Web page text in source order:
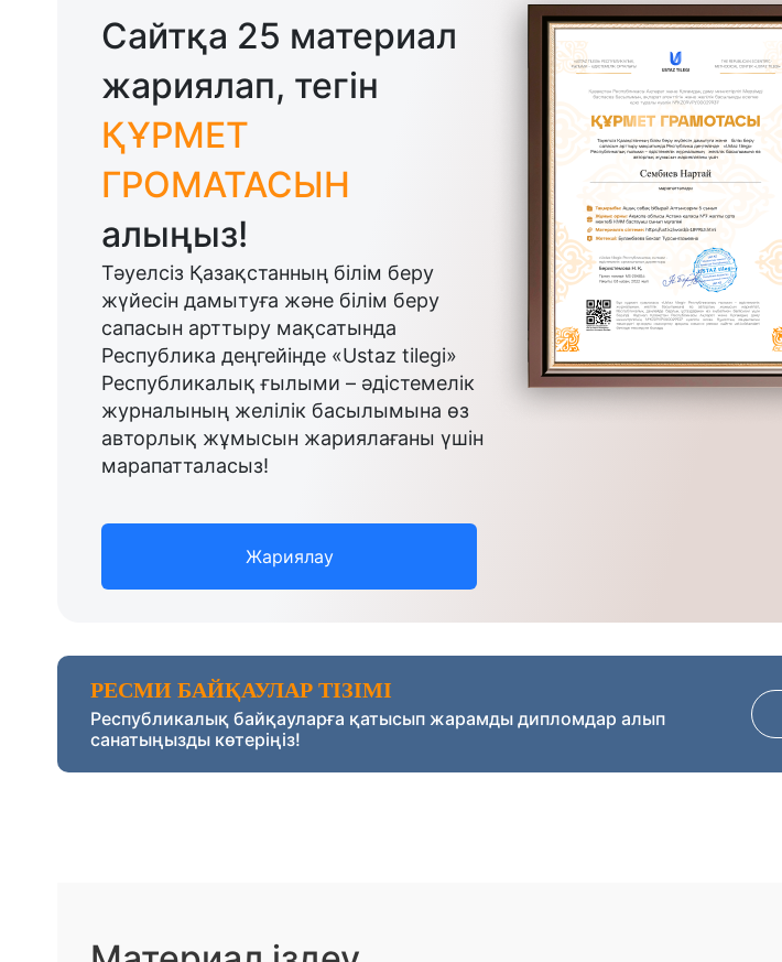
Сайтқа 25 материал
жариялап, тегін
ҚҰРМЕТ
ГРОМАТАСЫН
алыңыз!
Тәуелсіз Қазақстанның білім беру
жүйесін дамытуға және білім беру
сапасын арттыру мақсатында
Республика деңгейінде «Ustaz tilegi»
Республикалық ғылыми – әдістемелік
журналының желілік басылымына өз
авторлық жұмысын жариялағаны үшін
марапатталасыз!
Жариялау
РЕСМИ БАЙҚАУЛАР ТІЗІМІ
Республикалық байқауларға қатысып жарамды дипломдар алып
санатыңызды көтеріңіз!